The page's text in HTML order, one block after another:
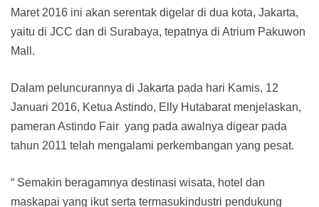
Maret 2016 ini akan serentak digelar di dua kota, Jakarta,
yaitu di JCC dan di Surabaya, tepatnya di Atrium Pakuwon
Mall.
Dalam peluncurannya di Jakarta pada hari Kamis, 12
Januari 2016, Ketua Astindo, Elly Hutabarat menjelaskan,
pameran Astindo Fair yang pada awalnya digear pada
tahun 2011 telah mengalami perkembangan yang pesat.
“ Semakin beragamnya destinasi wisata, hotel dan
maskapai yang ikut serta termasukindustri pendukung